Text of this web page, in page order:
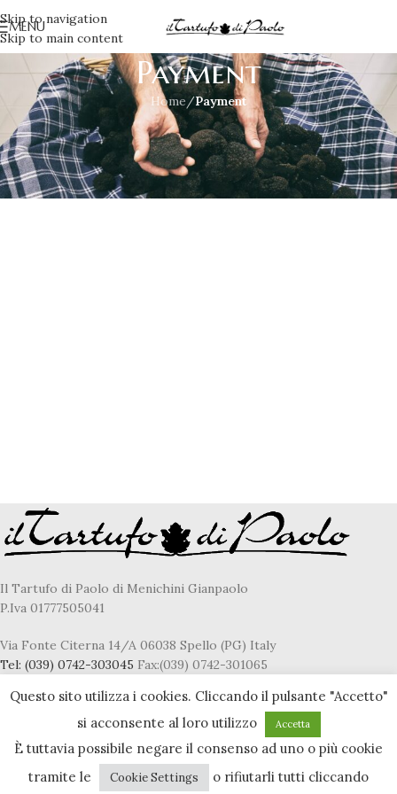
Skip to navigation
Skip to main content
MENU
Payment
Home/Payment
[woocommerce_checkout]
Il Tartufo di Paolo di Menichini Gianpaolo
P.Iva 01777505041
Via Fonte Citerna 14/A 06038 Spello (PG) Italy
Tel: (039) 0742-303045 Fax:(039) 0742-301065
Privacy & Cookie policy
Questo sito utilizza i cookies. Cliccando il pulsante "Accetto"
si acconsente al loro utilizzo
Accetta
È tuttavia possibile negare il consenso ad uno o più cookie
tramite le
Cookie Settings o rifiutarli tutti cliccando